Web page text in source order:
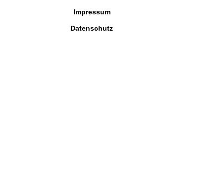
Impressum
Datenschutz